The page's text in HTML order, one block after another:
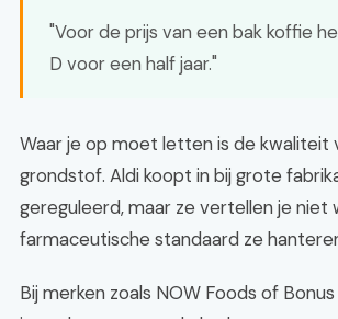
"Voor de prijs van een bak koffie
D voor een half jaar."
Waar je op moet letten is de kwaliteit
grondstof. Aldi koopt in bij grote
gereguleerd, maar ze vertellen je niet
farmaceutische standaard ze
Bij merken zoals NOW Foods of